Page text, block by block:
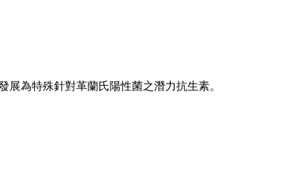
為特殊針對革蘭氏陽性菌之潛力抗生素。